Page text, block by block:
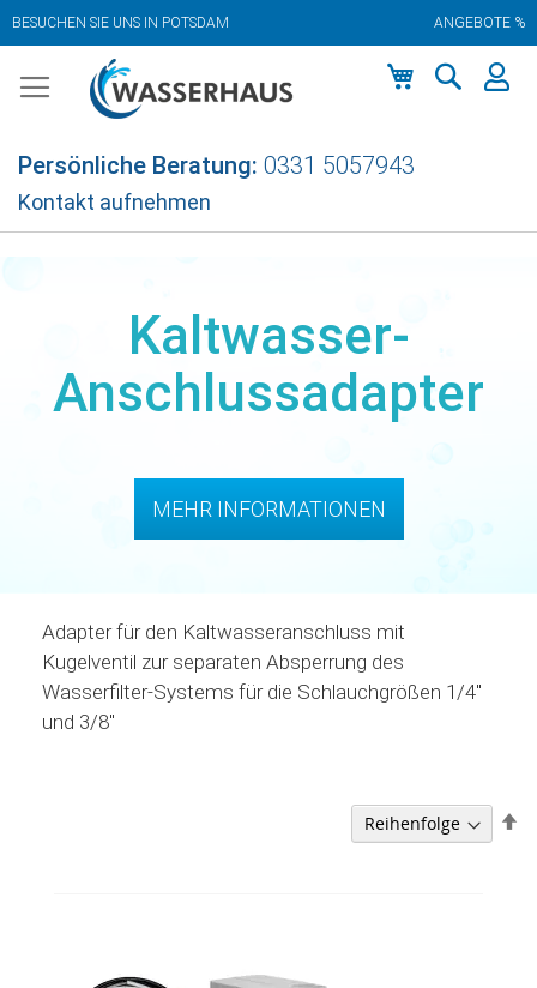
BESUCHEN SIE UNS IN POTSDAM ANGEBOTE %
Inhalt
Persönliche Beratung: 0331 5057943
Kontakt aufnehmen
Kaltwasser-
Anschlussadapter
MEHR INFORMATIONEN
Adapter für den Kaltwasseranschluss mit
Kugelventil zur separaten Absperrung des
Wasserfilter-Systems für die Schlauchgrößen 1/4''
und 3/8''